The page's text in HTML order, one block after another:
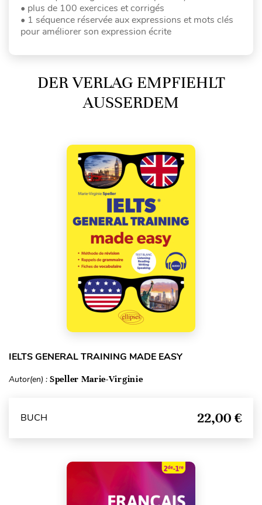
• plus de 100 exercices et corrigés
• 1 séquence réservée aux expressions et mots clés
pour améliorer son expression écrite
DER VERLAG EMPFIEHLT
AUSSERDEM
IELTS GENERAL TRAINING MADE EASY
Autor(en) : Speller Marie-Virginie
BUCH 22,00 €